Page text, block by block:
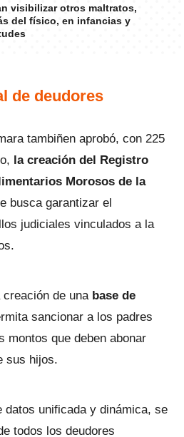
visibilizar otros maltratos,
del físico, en infancias y
de deudores
tambiñen aprobó, con 225
la creación del Registro
Morosos de la
busca garantizar el
judiciales vinculados a la
de una base de
sancionar a los padres
montos que deben abonar
sus hijos.
datos unificada y dinámica, se
todos los deudores